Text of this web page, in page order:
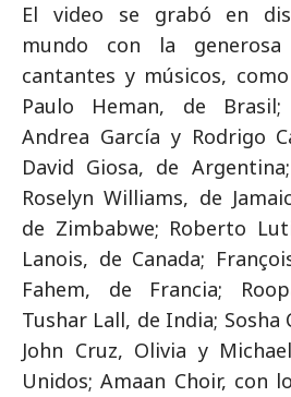
El video se grabó en
mundo con la
cantantes y músicos,
Paulo Heman, de Brasil;
Andrea García y Rodrigo
David Giosa, de
Roselyn Williams, de
de Zimbabwe; Roberto
Lanois, de Canada;
Fahem, de Francia;
Tushar Lall, de India; Sosha
John Cruz, Olivia y
Unidos; Amaan Choir, con